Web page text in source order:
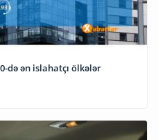
də ən islahatçı ölkələr